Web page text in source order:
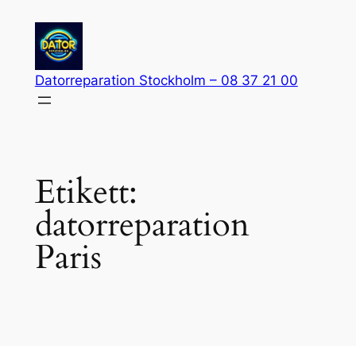
innehåll
Datorreparation Stockholm – 08 37 21 00
Etikett:
datorreparation
Paris